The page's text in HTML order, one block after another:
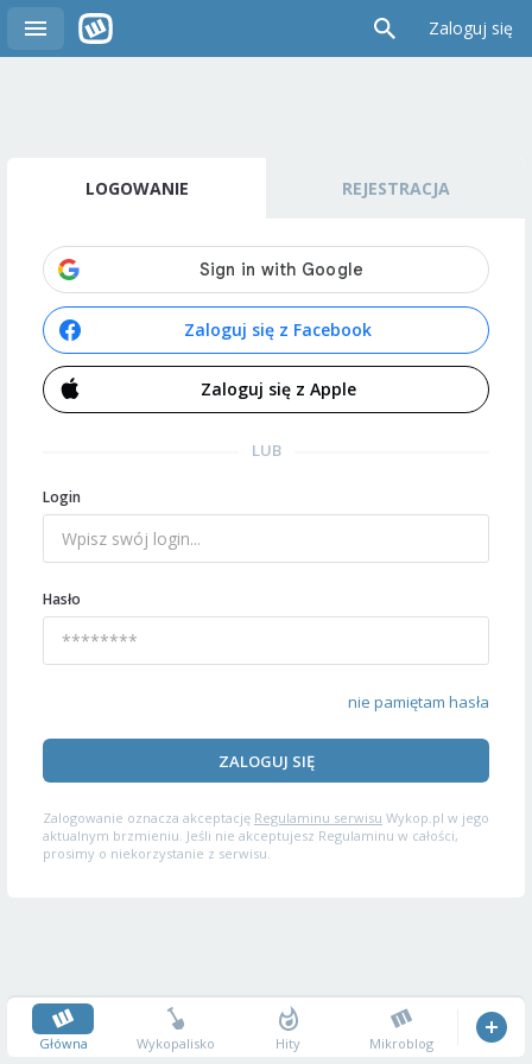
Zaloguj się
LOGOWANIE REJESTRACJA
Zaloguj się z Facebook
Zaloguj się z Apple
LUB
Login
Hasło
nie pamiętam hasła
ZALOGUJ SIĘ
Zalogowanie oznacza akceptację Regulaminu serwisu Wykop.pl w jego
aktualnym brzmieniu. Jeśli nie akceptujesz Regulaminu w całości,
prosimy o niekorzystanie z serwisu.
Główna Wykopalisko Hity Mikroblog